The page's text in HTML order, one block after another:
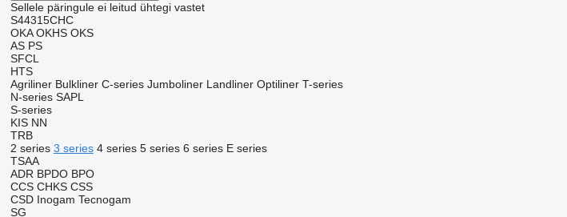
Sellele päringule ei leitud ühtegi vastet
S44315CHC
OKA OKHS OKS
AS PS
SFCL
HTS
Agriliner Bulkliner C-series Jumboliner Landliner Optiliner T-series
N-series SAPL
S-series
KIS NN
TRB
2 series 3 series 4 series 5 series 6 series E series
TSAA
ADR BPDO BPO
CCS CHKS CSS
CSD Inogam Tecnogam
SG